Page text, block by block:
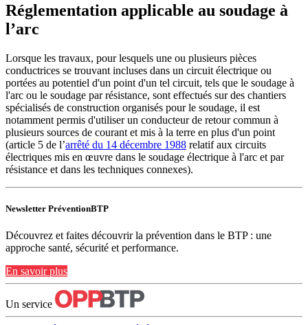
Réglementation applicable au soudage à
l’arc
Lorsque les travaux, pour lesquels une ou plusieurs pièces
conductrices se trouvant incluses dans un circuit électrique ou
portées au potentiel d'un point d'un tel circuit, tels que le soudage à
l'arc ou le soudage par résistance, sont effectués sur des chantiers
spécialisés de construction organisés pour le soudage, il est
notamment permis d'utiliser un conducteur de retour commun à
plusieurs sources de courant et mis à la terre en plus d'un point
(article 5 de l’arrêté du 14 décembre 1988 relatif aux circuits
électriques mis en œuvre dans le soudage électrique à l'arc et par
résistance et dans les techniques connexes).
Newsletter PréventionBTP
Découvrez et faites découvrir la prévention dans le BTP : une
approche santé, sécurité et performance.
En savoir plus
Un service